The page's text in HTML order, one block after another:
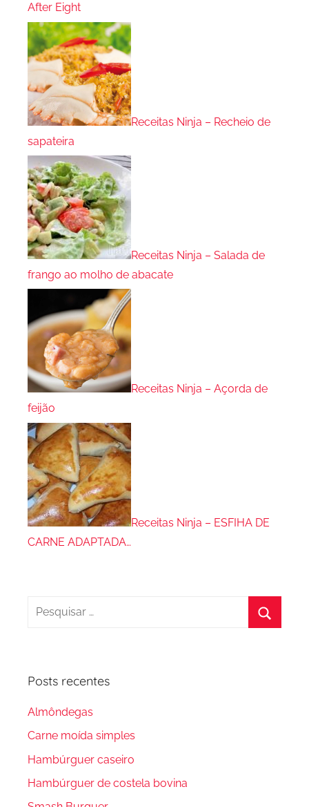
After Eight
Receitas Ninja – Recheio de
sapateira
Receitas Ninja – Salada de
frango ao molho de abacate
Receitas Ninja – Açorda de
feijão
Receitas Ninja – ESFIHA DE
CARNE ADAPTADA…
Pesquisar
Posts recentes
Almôndegas
Carne moída simples
Hambúrguer caseiro
Hambúrguer de costela bovina